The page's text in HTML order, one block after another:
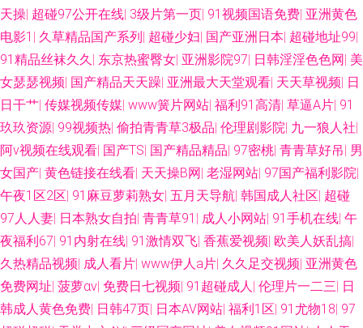
天操| 超碰97公开在线| 3级片第一页| 91视频国语免费| 亚洲黄色
电影1 | 久草精品国产系列| 超碰少妇| 国产亚洲日本| 超碰地址99|
91精品丝袜久久| 东京热蜜臀女| 亚洲影院97| 日韩淫淫色色网| 美
女瑟瑟视频| 国产精品天天躁| 亚洲最大天堂观看| 天天草视频| 日
日干艹| 传媒视频传媒| www簧片网站| 福利91高清| 草逼A片| 91
玖玖资源| 99视频热| 偷拍青青草3极品| 伦理剧影院| 九一狼人社|
阿v视频在线观看| 国产TS| 国产精品精品| 97密桃| 青青草好吊| 男
女国产| 黄色链接在线看| 天天操B网| 老湿网站| 97国产福利影院|
午夜1区2区| 91麻豆萝莉熟女| 五月天导航| 韩国成人社区| 超碰
97人人妻| 日本熟女自拍| 青青草91 | 成人小网站| 91手机在线| 午
夜福利67| 91内射在线| 91激情双飞| 香蕉爱视频| 欧美人妖乱搞|
久热精品视频| 成人看片| www伊人a片| 久久足交视频| 亚洲黄色
免费网址| 菠萝αⅴ| 免费日七视频| 91超碰成人| 伦理片一二三| 日
韩成人黄色免费| 日韩47页| 日本AV网站| 福利1区| 91尤物18| 97